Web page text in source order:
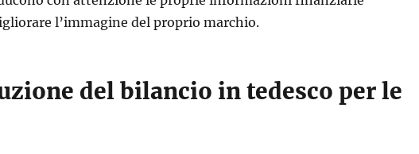
l’immagine del proprio marchio.
del bilancio in tedesco per le